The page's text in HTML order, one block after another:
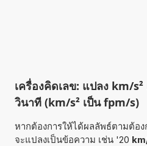
เครื่องคิดเลข: แปลง km/
วินาที (km/s² เป็น fpm/s)
หากต้องการให้ได้ผลลัพธ์ตามต้อ
จะแปลงเป็นข้อความ เช่น '20